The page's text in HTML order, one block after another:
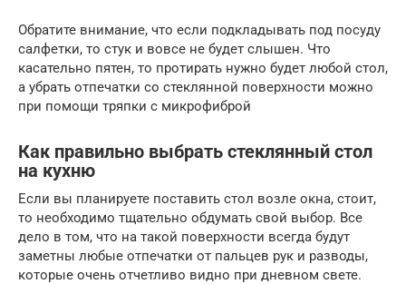
Обратите внимание, что если подкладывать под посуду
салфетки, то стук и вовсе не будет слышен. Что
касательно пятен, то протирать нужно будет любой стол,
а убрать отпечатки со стеклянной поверхности можно
при помощи тряпки с микрофиброй
Как правильно выбрать стеклянный стол
на кухню
Если вы планируете поставить стол возле окна, стоит,
то необходимо тщательно обдумать свой выбор. Все
дело в том, что на такой поверхности всегда будут
заметны любые отпечатки от пальцев рук и разводы,
которые очень отчетливо видно при дневном свете.